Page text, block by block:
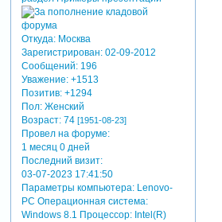
Откуда:Москва
Зарегистрирован: 02-09-2012
Сообщений:196
Уважение: +1513
Позитив: +1294
Пол:Женский
Возраст:74 [1951-08-23]
Провел на форуме:
1 месяц 0 дней
Последний визит:
03-07-2023 17:41:50
Параметры компьютера:Lenovo-
PC Операционная система:
Windows 8.1 Процессор: Intel(R)